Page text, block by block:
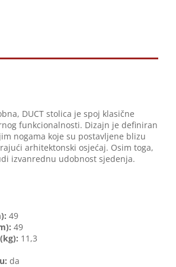
DUCT stolica je spoj klasične
funkcionalnosti. Dizajn je definiran
nogama koje su postavljene blizu
arhitektonski osjećaj. Osim toga,
izvanrednu udobnost sjedenja.
49
49
11,3
da